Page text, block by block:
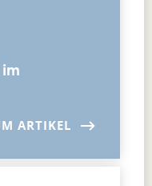
ARTIKEL